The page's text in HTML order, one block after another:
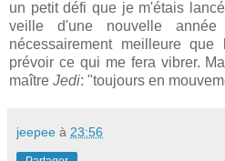
un petit défi que je m'étais
veille d'une nouvelle
nécessairement meilleure
prévoir ce qui me fera vibrer.
maître Jedi: "toujours en
jeepee à 23:56